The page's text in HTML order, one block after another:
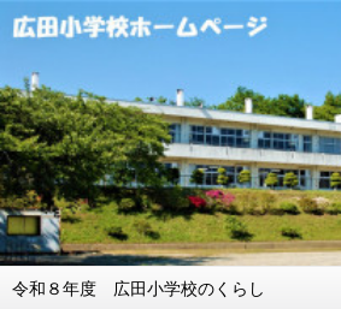
令和８年度 広田小学校のくらし